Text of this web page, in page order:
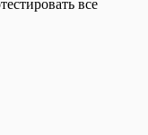
все